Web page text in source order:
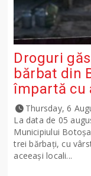
Droguri
bărbat din
împartă cu
Thursday, 6
La data de 05
Municipiului
trei bărbați, cu
aceeași locali...